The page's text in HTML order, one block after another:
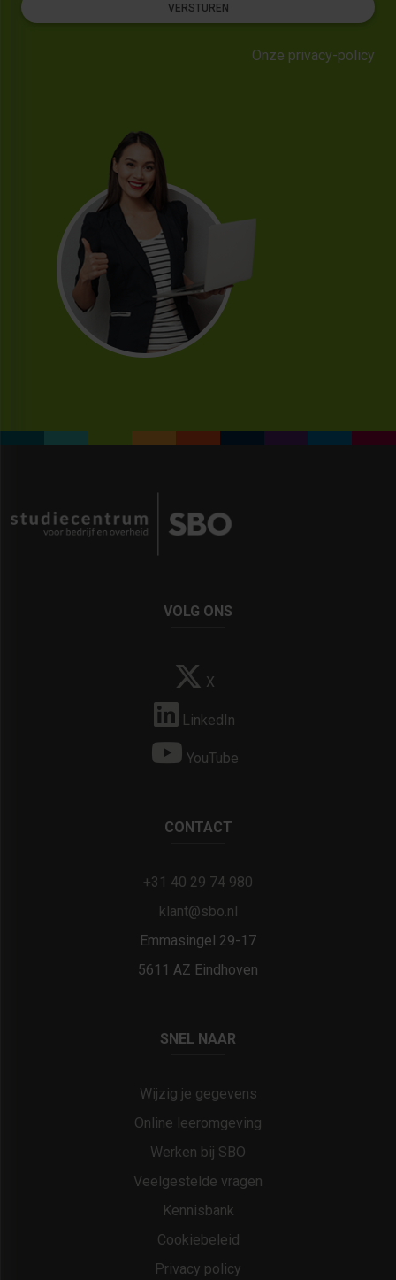
VERSTUREN
Onze privacy-policy
VOLG ONS
X
LinkedIn
YouTube
CONTACT
+31 40 29 74 980
klant@sbo.nl
Emmasingel 29-17
5611 AZ Eindhoven
SNEL NAAR
Wijzig je gegevens
Online leeromgeving
Werken bij SBO
Veelgestelde vragen
Kennisbank
Cookiebeleid
Privacy policy